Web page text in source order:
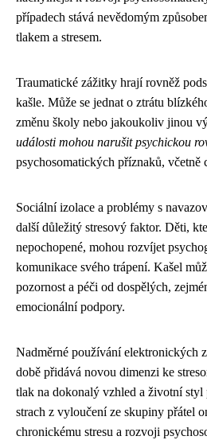
případech stává nevědomým
tlakem a stresem.
Traumatické zážitky hrají rovněž
kašle. Může se jednat o ztrátu
změnu školy nebo jakoukoliv jinou
události mohou narušit psychickou
psychosomatických příznaků, včetně
Sociální izolace a problémy s
další důležitý stresový faktor. Děti,
nepochopené, mohou rozvíjet
komunikace svého trápení. Kašel
pozornost a péči od dospělých,
emocionální podpory.
Nadměrné používání elektronických
době přidává novou dimenzi ke
tlak na dokonalý vzhled a životní
strach z vyloučení ze skupiny přátel
chronickému stresu a rozvoji